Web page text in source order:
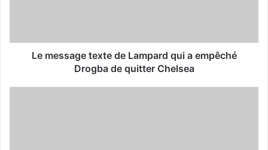
Le message texte de Lampard qui a empêché
Drogba de quitter Chelsea